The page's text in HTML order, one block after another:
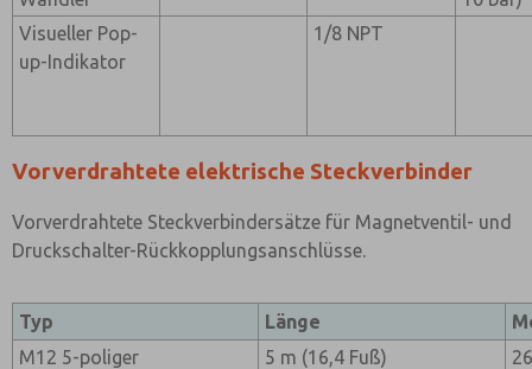
Visueller Pop-
up-Indikator
1/8 NPT
Vorverdrahtete elektrische Steckverbinder
Vorverdrahtete Steckverbindersätze für Magnetventil- und
Druckschalter-Rückkopplungsanschlüsse.
Typ Länge
M12 5-poliger
5 m (16,4 Fuß)